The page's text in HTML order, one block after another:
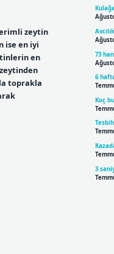
zeytin
ise en iyi
en
toprakla
73
6
Koç
3